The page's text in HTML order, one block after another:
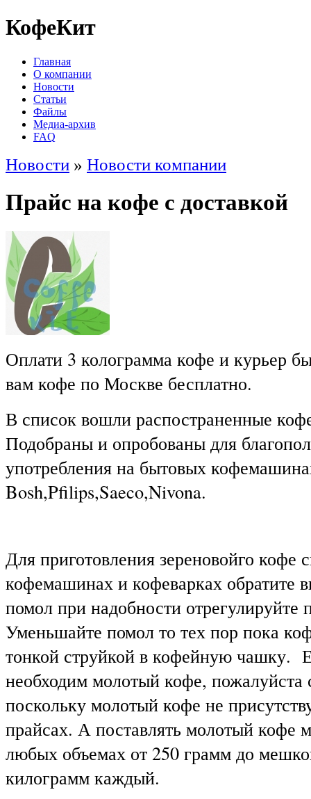
КофеКит
Главная
О компании
Новости
Статьи
Файлы
Медиа-архив
FAQ
Новости » Новости компании
Прайс на кофе с доставкой
Оплати 3 колограмма кофе и курьер
вам кофе по Москве бесплатно.
В список вошли распостраненные
Подобраны и опробованы для
употребления на бытовых
Bosh,Pfilips,Saeco,Nivona.
Для приготовления зереновойго кофе
кофемашинах и кофеварках обратите
помол при надобности
Уменьшайте помол то тех пор пока
тонкой струйкой в кофейную чашку.
необходим молотый кофе, пожалуйста
поскольку молотый кофе не
прайсах. А поставлять молотый кофе
любых объемах от 250 грамм до
килограмм каждый.